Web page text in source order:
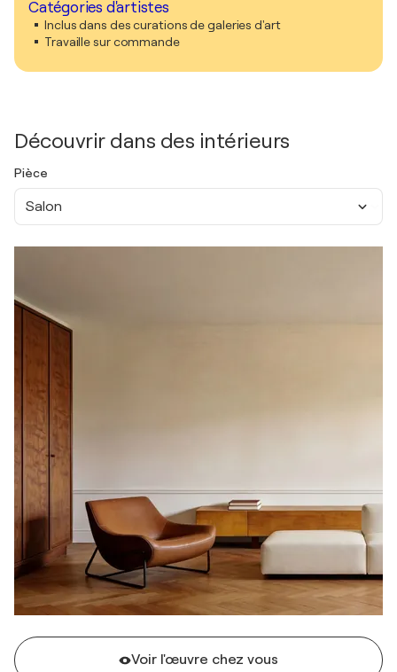
Catégories d'artistes
Inclus dans des curations de galeries d'art
Travaille sur commande
Découvrir dans des intérieurs
Pièce
Salon
Voir l'œuvre chez vous